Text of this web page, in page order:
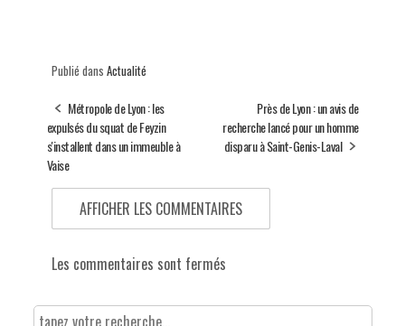
Publié dans Actualité
Métropole de Lyon : les
expulsés du squat de Feyzin
s'installent dans un immeuble à
Vaise
Près de Lyon : un avis de
recherche lancé pour un homme
disparu à Saint-Genis-Laval
AFFICHER LES COMMENTAIRES
Les commentaires sont fermés